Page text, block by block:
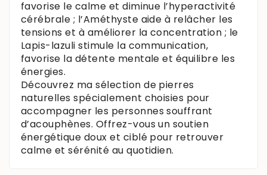
favorise le calme et diminue l’hyperactivité
cérébrale ; l’Améthyste aide à relâcher les
tensions et à améliorer la concentration ; le
Lapis-lazuli stimule la communication,
favorise la détente mentale et équilibre les
énergies.
Découvrez ma sélection de pierres
naturelles spécialement choisies pour
accompagner les personnes souffrant
d’acouphènes. Offrez-vous un soutien
énergétique doux et ciblé pour retrouver
calme et sérénité au quotidien.